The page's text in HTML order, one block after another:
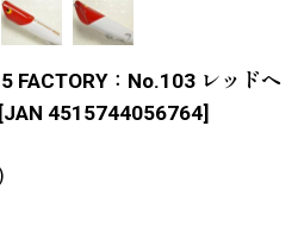
FACTORY：No.103 レッドヘ
[JAN 4515744056764]